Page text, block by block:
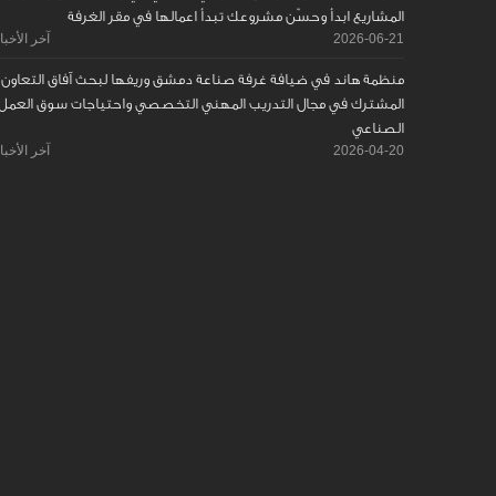
المشاريع ابدأ وحسّن مشروعك تبدأ اعمالها في مقر الغرفة
2026-06-21 آخر
منظمة هاند في ضيافة غرفة صناعة دمشق وريفها لبحث آفاق التعاون
المشترك في مجال التدريب المهني التخصصي واحتياجات سوق
الصناعي
2026-04-20 آخر